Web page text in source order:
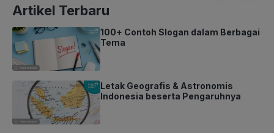
Artikel Terbaru
100+ Contoh Slogan dalam Berbagai
Tema
Letak Geografis & Astronomis
Indonesia beserta Pengaruhnya